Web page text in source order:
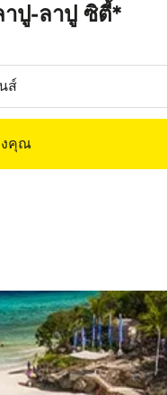
าปู-ลาปู ซิตี้*
งคุณ